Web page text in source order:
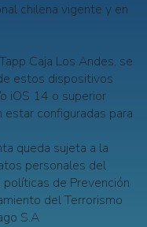
chilena vigente y en
Caja Los Andes, se
estos dispositivos
iOS 14 o superior
configuradas para
queda sujeta a la
personales del
de Prevención
del Terrorismo
S.A